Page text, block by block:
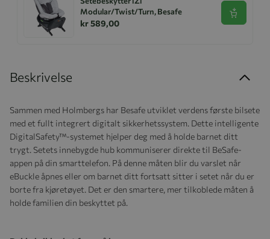
Modular/Twist/Turn, Besafe
kr 589,00
Se
Beskrivelse
Sammen med Holmbergs har Besafe utviklet verdens første bilsete
med et fullt integrert digitalt sikkerhetssystem. Dette intelligente
DigitalSafety™-systemet hjelper deg med å holde barnet ditt
trygt. Setets innebygde hub kommuniserer direkte til BeSafe-
appen på din smarttelefon. På denne måten blir du varslet når
eBuckle åpnes eller om barnet ditt fortsatt sitter i setet når du er
borte fra kjøretøyet. Det er den smartere, mer tilkoblede måten å
holde familien din beskyttet på.